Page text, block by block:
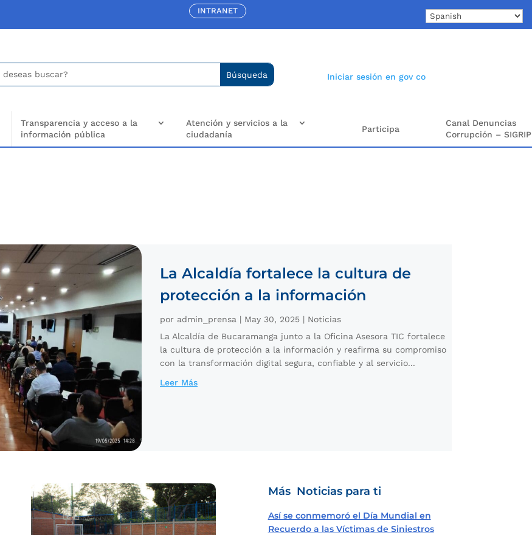
INTRANET
Iniciar sesión en gov co
Transparencia y acceso a la
información pública
Atención y servicios a la
ciudadanía
Participa
Canal Denuncias
Corrupción – SIGRIP
La Alcaldía fortalece la cultura de
protección a la información
por admin_prensa | May 30, 2025 | Noticias
La Alcaldía de Bucaramanga junto a la Oficina Asesora TIC fortalece
la cultura de protección a la información y reafirma su compromiso
con la transformación digital segura, confiable y al servicio...
Leer Más
Más Noticias para ti
Así se conmemoró el Día Mundial en
Recuerdo a las Víctimas de Siniestros